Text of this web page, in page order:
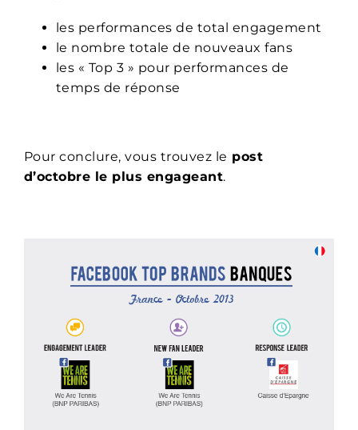
les performances de total engagement
le nombre totale de nouveaux fans
les « Top 3 » pour performances de
temps de réponse
Pour conclure, vous trouvez le post
d’octobre le plus engageant.